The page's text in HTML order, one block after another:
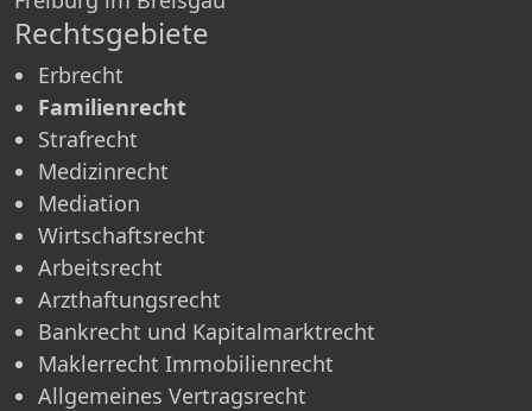
Rechtsgebiete
Erbrecht
Familienrecht
Strafrecht
Medizinrecht
Mediation
Wirtschaftsrecht
Arbeitsrecht
Arzthaftungsrecht
Bankrecht und Kapitalmarktrecht
Maklerrecht Immobilienrecht
Allgemeines Vertragsrecht